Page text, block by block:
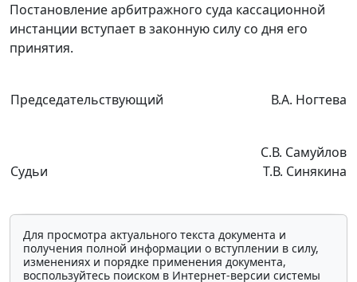
Постановление арбитражного суда кассационной
инстанции вступает в законную силу со дня его
принятия.
Председательствующий В.А. Ногтева
Судьи
С.В. Самуйлов
Т.В. Синякина
Для просмотра актуального текста документа и
получения полной информации о вступлении в силу,
изменениях и порядке применения документа,
воспользуйтесь поиском в Интернет-версии системы